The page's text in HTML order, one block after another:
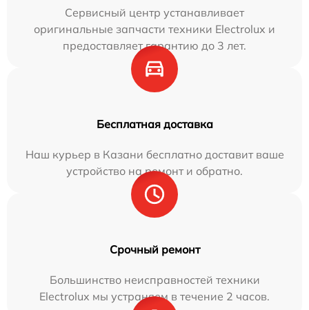
Сервисный центр устанавливает
оригинальные запчасти техники Electrolux и
предоставляет гарантию до 3 лет.
Бесплатная доставка
Наш курьер в Казани бесплатно доставит ваше
устройство на ремонт и обратно.
Срочный ремонт
Большинство неисправностей техники
Electrolux мы устраняем в течение 2 часов.